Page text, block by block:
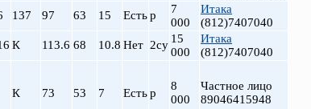
ул. Дыбенко
Чкаловская
137 97 63 15 Естьр
7
000
Итака
(812)7407040
К 113.6 68 10.8 Нет 2су 15
000
Итака
(812)7407040
К 73 53 7 Естьр
8
000
Частное лицо
89046415948